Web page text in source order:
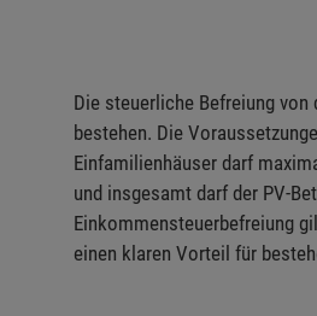
Die steuerliche Befreiung
bestehen. Die
Einfamilienhäuser darf
und insgesamt darf der PV-
Einkommensteuerbefreiung
einen klaren Vorteil für